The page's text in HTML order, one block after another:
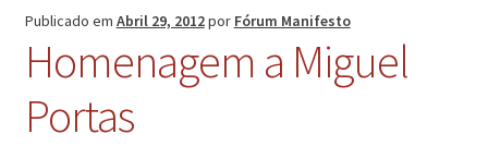
Revista Manifesto
Contactos
Publicado em Abril 29, 2012por Fórum Manifesto
Homenagem a Miguel
Portas